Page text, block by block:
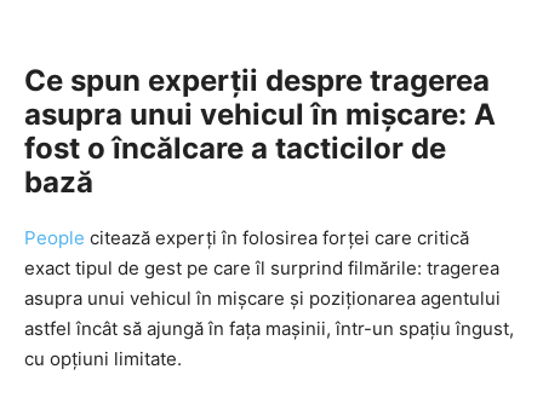
Ce spun experții despre tragerea
asupra unui vehicul în mișcare: A
fost o încălcare a tacticilor de
bază
People citează experți în folosirea forței care critică
exact tipul de gest pe care îl surprind filmările: tragerea
asupra unui vehicul în mișcare și poziționarea agentului
astfel încât să ajungă în fața mașinii, într-un spațiu îngust,
cu opțiuni limitate.